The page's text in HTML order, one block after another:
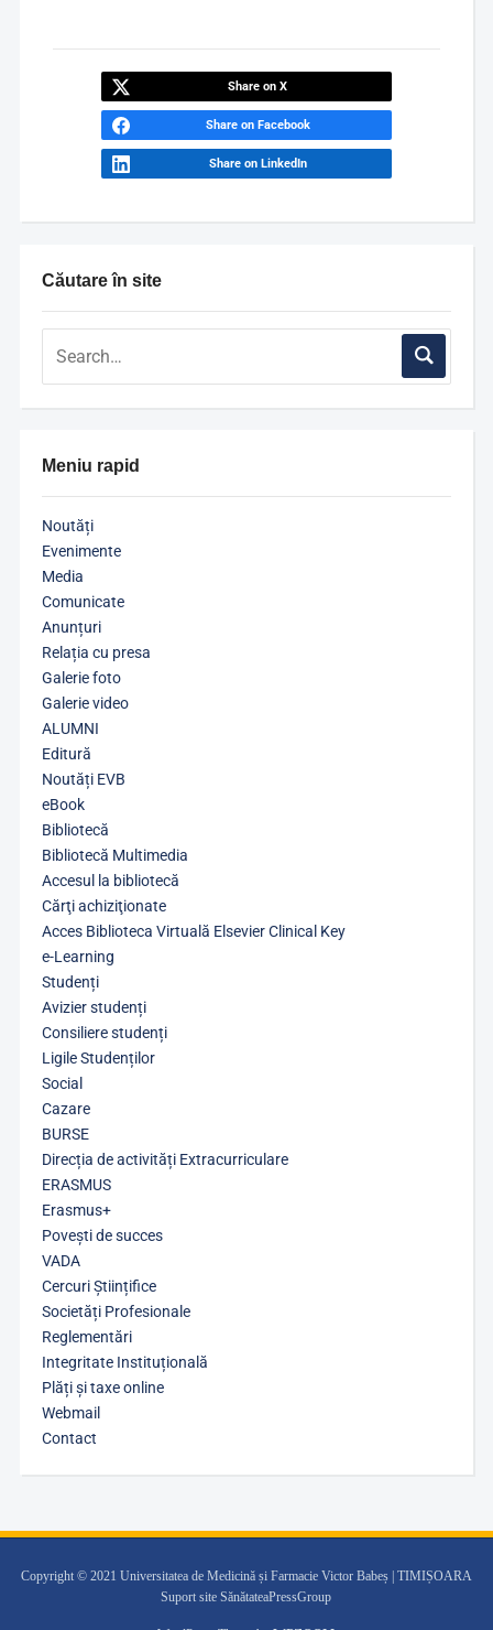
Căutare în site
Meniu rapid
Noutăți
Evenimente
Media
Comunicate
Anunțuri
Relația cu presa
Galerie foto
Galerie video
ALUMNI
Editură
Noutăți EVB
eBook
Bibliotecă
Bibliotecă Multimedia
Accesul la bibliotecă
Cărţi achiziţionate
Acces Biblioteca Virtuală Elsevier Clinical Key
e-Learning
Studenți
Avizier studenți
Consiliere studenți
Ligile Studenților
Social
Cazare
BURSE
Direcția de activități Extracurriculare
ERASMUS
Erasmus+
Povești de succes
VADA
Cercuri Științifice
Societăți Profesionale
Reglementări
Integritate Instituțională
Plăți și taxe online
Webmail
Contact
Share on X
Share on Facebook
Share on LinkedIn
Copyright © 2021 Universitatea de Medicină și Farmacie Victor Babeș | TIMIȘOARA
Suport site SănătateaPressGroup